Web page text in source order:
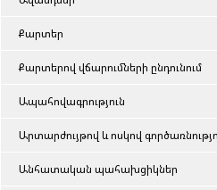
Քարտեր
Քարտերով վճարումների ընդունում
Ապահովագրություն
Արտարժույթով և ոսկով
Անհատական պահախցիկներ